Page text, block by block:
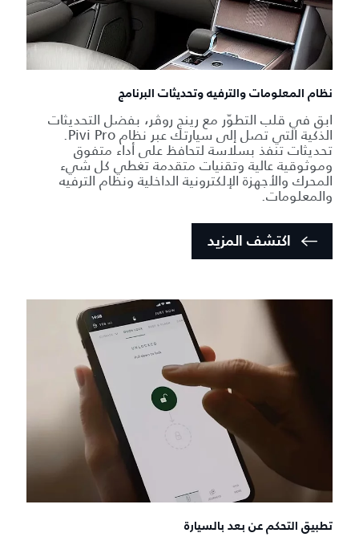
نظام المعلومات والترفيه وتحديثات البرنامج
ابق في قلب التطوّر مع رينج روڤر، بفضل التحديثات
الذكية التي تصل إلى سيارتك عبر نظام Pivi Pro.
تحديثات تنفذ بسلاسة لتحافظ على أداء متفوق
وموثوقية عالية وتقنيات متقدمة تغطي كل شيء
المحرك والأجهزة الإلكترونية الداخلية ونظام الترفيه
والمعلومات.
اكتشف المزيد
تطبيق التحكم عن بعد بالسيارة